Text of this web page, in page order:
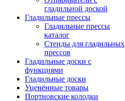
гладильной доской
Гладильные прессы
Гладильные прессы
каталог
Стенды для гладильных
прессов
Гладильные доски с
функциями
Гладильные доски
Уценённые товары
Портновские колодки